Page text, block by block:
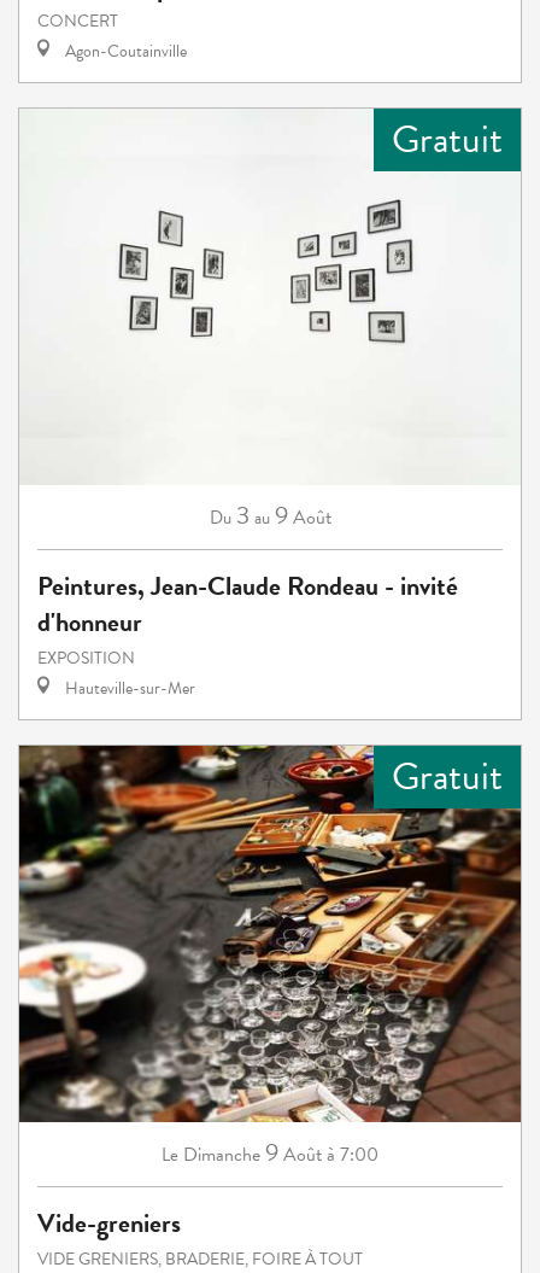
CONCERT
Agon-Coutainville
Gratuit
Du 3 au 9Août
Peintures, Jean-Claude Rondeau - invité
d'honneur
EXPOSITION
Hauteville-sur-Mer
Gratuit
Le Dimanche9Aoûtà 7:00
Vide-greniers
VIDE GRENIERS, BRADERIE, FOIRE À TOUT